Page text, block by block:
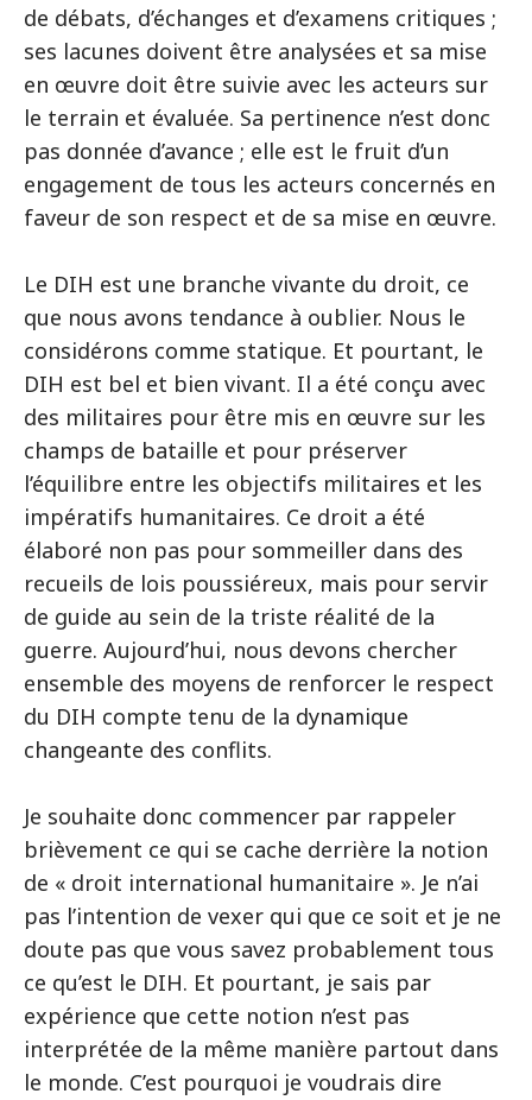
de débats, d’échanges et d’examens critiques ;
ses lacunes doivent être analysées et sa mise
en œuvre doit être suivie avec les acteurs sur
le terrain et évaluée. Sa pertinence n’est donc
pas donnée d’avance ; elle est le fruit d’un
engagement de tous les acteurs concernés en
faveur de son respect et de sa mise en œuvre.
Le DIH est une branche vivante du droit, ce
que nous avons tendance à oublier. Nous le
considérons comme statique. Et pourtant, le
DIH est bel et bien vivant. Il a été conçu avec
des militaires pour être mis en œuvre sur les
champs de bataille et pour préserver
l’équilibre entre les objectifs militaires et les
impératifs humanitaires. Ce droit a été
élaboré non pas pour sommeiller dans des
recueils de lois poussiéreux, mais pour servir
de guide au sein de la triste réalité de la
guerre. Aujourd’hui, nous devons chercher
ensemble des moyens de renforcer le respect
du DIH compte tenu de la dynamique
changeante des conflits.
Je souhaite donc commencer par rappeler
brièvement ce qui se cache derrière la notion
de « droit international humanitaire ». Je n’ai
pas l’intention de vexer qui que ce soit et je ne
doute pas que vous savez probablement tous
ce qu’est le DIH. Et pourtant, je sais par
expérience que cette notion n’est pas
interprétée de la même manière partout dans
le monde. C’est pourquoi je voudrais dire